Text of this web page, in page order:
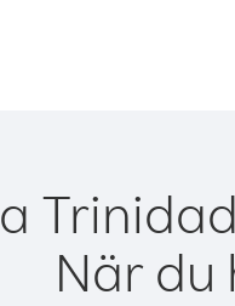
När du